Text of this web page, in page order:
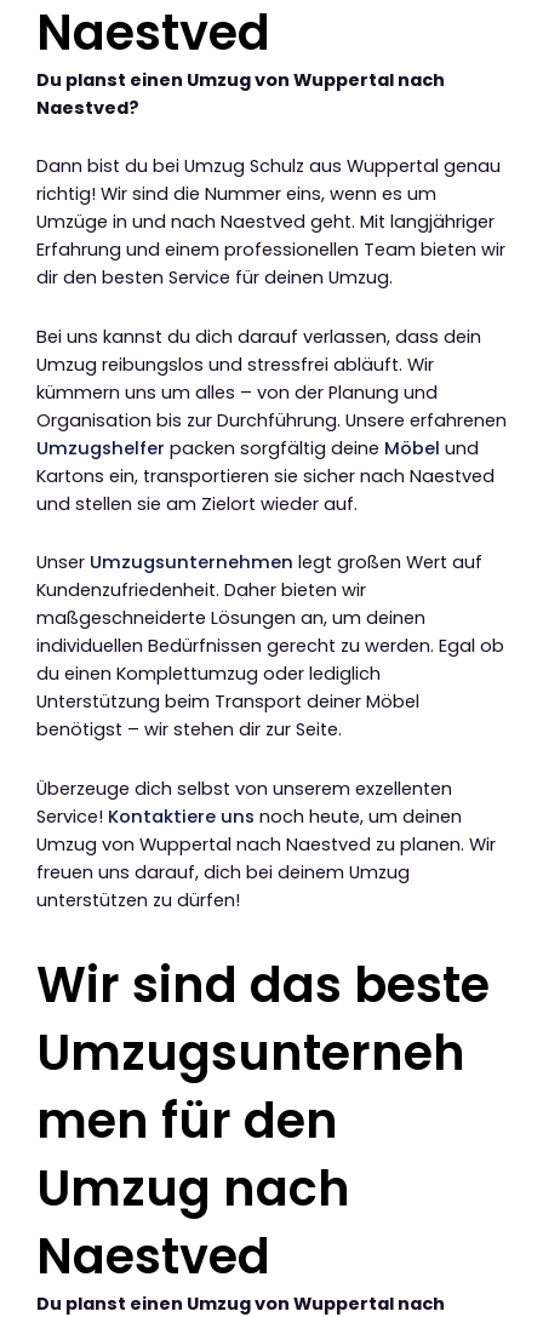
Naestved
Du planst einen Umzug von Wuppertal nach
Naestved?
Dann bist du bei Umzug Schulz aus Wuppertal genau
richtig! Wir sind die Nummer eins, wenn es um
Umzüge in und nach Naestved geht. Mit langjähriger
Erfahrung und einem professionellen Team bieten wir
dir den besten Service für deinen Umzug.
Bei uns kannst du dich darauf verlassen, dass dein
Umzug reibungslos und stressfrei abläuft. Wir
kümmern uns um alles – von der Planung und
Organisation bis zur Durchführung. Unsere erfahrenen
Umzugshelfer packen sorgfältig deine Möbel und
Kartons ein, transportieren sie sicher nach Naestved
und stellen sie am Zielort wieder auf.
Unser Umzugsunternehmen legt großen Wert auf
Kundenzufriedenheit. Daher bieten wir
maßgeschneiderte Lösungen an, um deinen
individuellen Bedürfnissen gerecht zu werden. Egal ob
du einen Komplettumzug oder lediglich
Unterstützung beim Transport deiner Möbel
benötigst – wir stehen dir zur Seite.
Überzeuge dich selbst von unserem exzellenten
Service! Kontaktiere uns noch heute, um deinen
Umzug von Wuppertal nach Naestved zu planen. Wir
freuen uns darauf, dich bei deinem Umzug
unterstützen zu dürfen!
Wir sind das beste
Umzugsunterneh
men für den
Umzug nach
Naestved
Du planst einen Umzug von Wuppertal nach